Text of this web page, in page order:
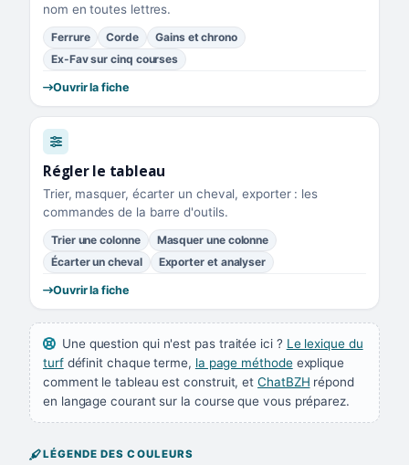
nom en toutes lettres.
Ferrure Corde
Gains et chrono
Ex-Fav sur cinq courses
Ouvrir la fiche
Régler le tableau
Trier, masquer, écarter un cheval, exporter : les
commandes de la barre d'outils.
Trier une colonne
Masquer une colonne
Écarter un cheval
Exporter et analyser
Ouvrir la fiche
Une question qui n'est pas traitée ici ? Le lexique du
turfdéfinit chaque terme, la page méthodeexplique
comment le tableau est construit, etChatBZH répond
en langage courant sur la course que vous préparez.
LÉGENDE DES COULEURS